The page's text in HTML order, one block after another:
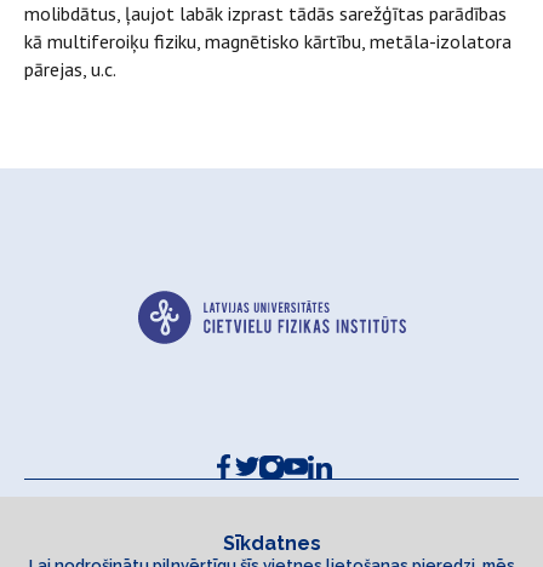
molibdātus, ļaujot labāk izprast tādās sarežģītas parādības
kā multiferoiķu fiziku, magnētisko kārtību, metāla-izolatora
pārejas, u.c.
Kontakti un rekvizīti
Sīkdatnes